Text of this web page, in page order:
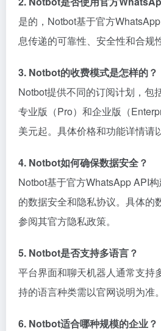
是的，Notbot基于官方
息传递的可靠性、安全性和合规性
3. Notbot的收费模式是怎样的？
Notbot提供不同的订阅计划，包
专业版（Pro）和企业版（
美元起。具体价格和功能详情请
4. Notbot如何确保数据安全？
Notbot基于官方WhatsApp API
的数据安全和隐私协议。具体的
参阅其官方隐私政策。
5. Notbot是否支持多语言？
平台界面和聊天机器人通常支持
持的语言种类需以官网说明为准。
6. Notbot适合哪种规模的企业？